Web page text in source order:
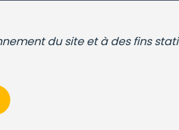
du site et à des fins